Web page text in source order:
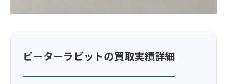
ピーターラビットの買取実績詳細